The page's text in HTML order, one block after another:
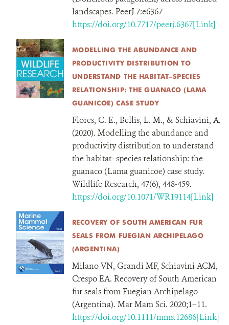
landscapes. PeerJ 7:e6367
https://doi.org/10.7717/peerj.6367[Link]
MODELLING THE ABUNDANCE AND
PRODUCTIVITY DISTRIBUTION TO
UNDERSTAND THE HABITAT–SPECIES
RELATIONSHIP: THE GUANACO (LAMA
GUANICOE) CASE STUDY
Flores, C. E., Bellis, L. M., & Schiavini, A.
(2020). Modelling the abundance and
productivity distribution to understand
the habitat–species relationship: the
guanaco (Lama guanicoe) case study.
Wildlife Research, 47(6), 448-459.
https://doi.org/10.1071/WR19114[Link]
RECOVERY OF SOUTH AMERICAN FUR
SEALS FROM FUEGIAN ARCHIPELAGO
(ARGENTINA)
Milano VN, Grandi MF, Schiavini ACM,
Crespo EA. Recovery of South American
fur seals from Fuegian Archipelago
(Argentina). Mar Mam Sci. 2020;1–11.
https://doi.org/10.1111/mms.12686[Link]